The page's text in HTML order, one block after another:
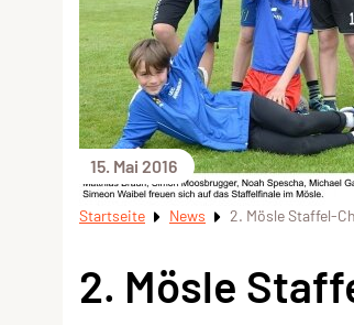
15. Mai 2016
Startseite News 2. Mösle Staffel-
2. Mösle